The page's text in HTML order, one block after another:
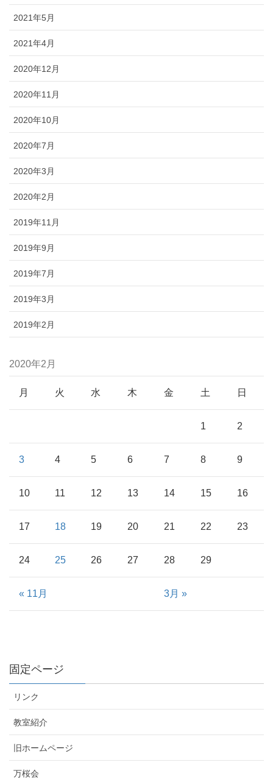
2021年5月
2021年4月
2020年12月
2020年11月
2020年10月
2020年7月
2020年3月
2020年2月
2019年11月
2019年9月
2019年7月
2019年3月
2019年2月
2020年2月
月 火 水 木 金 土 日
« 11月 3月 »
1 2
3 4 5 6 7 8 9
10 11 12 13 14 15 16
17 18 19 20 21 22 23
24 25 26 27 28 29
固定ページ
リンク
教室紹介
旧ホームページ
万桜会